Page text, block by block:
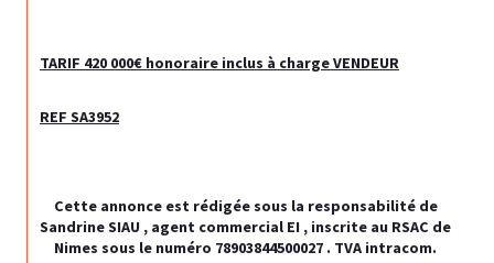
TARIF 420 000€ honoraire inclus à charge VENDEUR
REF SA3952
Cette annonce est rédigée sous la responsabilité de
Sandrine SIAU , agent commercial EI , inscrite au RSAC de
Nimes sous le numéro 78903844500027 . TVA intracom.